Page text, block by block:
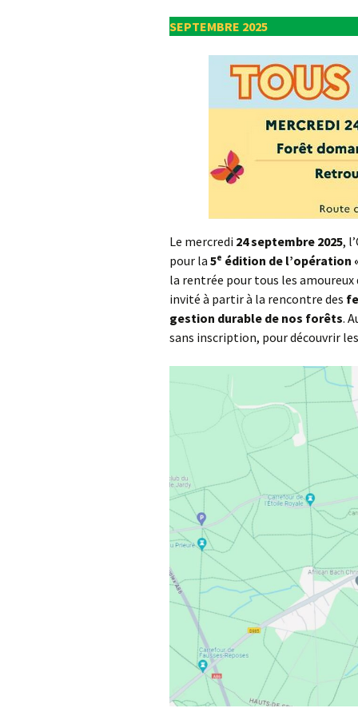
AG 2026 & RM 2025
Les animations du « Pôle
Sciences & Nature »
Soutien aux associations
membres
Les enquêtes publiques
Visite guidée de
Les Serres Botaniques
de Chèvreloup
La saga des hirondelles
rustiques
bêtes de Thoiry
« Sauvez la Planète »
Sensibilisation des
industriels
!
Le
Le
de
des
SEPTEMBRE 2025
Le mercredi 24 septembre 2025,
pour la 5ᵉ édition de l’opération
la rentrée pour tous les
invité à partir à la rencontre des
gestion durable de nos forêts.
sans inscription, pour découvrir